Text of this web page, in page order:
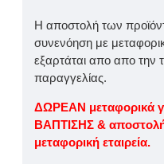
Η αποστολή των
συνενόηση με
εξαρτάται απο απο την
παραγγελίας.
ΔΩΡΕΑΝ μεταφορικά
ΒΑΠΤΙΣΗΣ &
μεταφορική εταιρεία.